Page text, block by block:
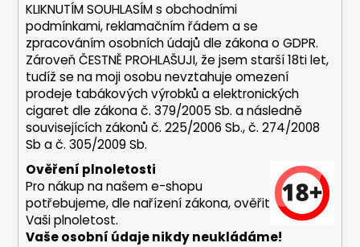
HLEDAT
D
o
p
o
u
u
KLIKNUTÍM SOUHLASÍM s obchodními
podmínkami,reklamačním řádem a se
zpracováním osobních údajů dle zákona oGDPR.
Zároveň ČESTNĚ PROHLAŠUJI, že jsem starší 18ti let,
tudíž se na moji osobu nevztahuje omezení
prodeje tabákových výrobků a elektronických
cigaret dle zákona č. 379/2005 Sb. a následně
souvisejících zákonů č. 225/2006 Sb., č. 274/2008
Sb a č. 305/2009 Sb.
Ověření plnoletosti
Pro nákup na našem e-shopu
potřebujeme, dle nařízení zákona, ověřit
Vaši plnoletost.
Vaše osobní údaje nikdy neukládáme!